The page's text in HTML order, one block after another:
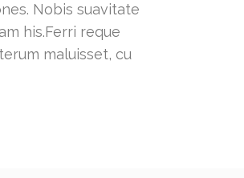
Nobis suavitate
his.Ferri reque
maluisset, cu